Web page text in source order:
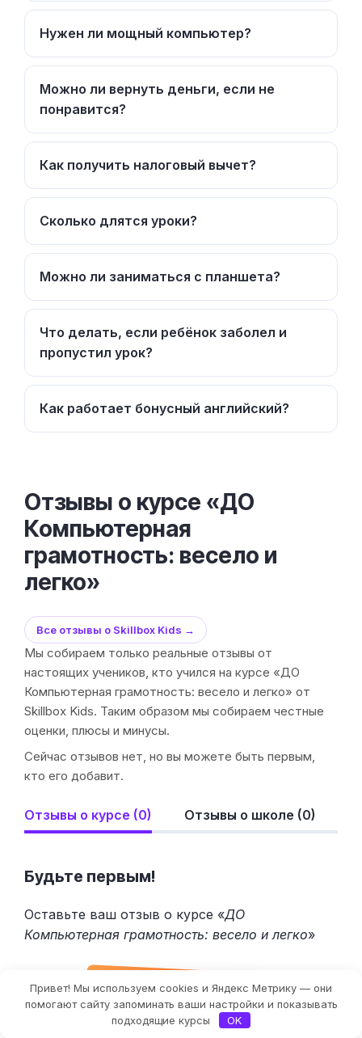
Нужен ли мощный компьютер?
Можно ли вернуть деньги, если не
понравится?
Как получить налоговый вычет?
Сколько длятся уроки?
Можно ли заниматься с планшета?
Что делать, если ребёнок заболел и
пропустил урок?
Как работает бонусный английский?
Отзывы о курсе «ДО
Компьютерная
грамотность: весело и
легко»
Все отзывы о Skillbox Kids →
Мы собираем только реальные отзывы от
настоящих учеников, кто учился на курсе «ДО
Компьютерная грамотность: весело и легко» от
Skillbox Kids. Таким образом мы собираем честные
оценки, плюсы и минусы.
Сейчас отзывов нет, но вы можете быть первым,
кто его добавит.
Отзывы о курсе (0) Отзывы о школе (0)
Будьте первым!
Оставьте ваш отзыв о курсе «ДО
Компьютерная грамотность: весело и легко»
Оставить отзыв
Привет! Мы используем cookies и Яндекс Метрику — они
помогают сайту запоминать ваши настройки и показывать
подходящие курсы
OK